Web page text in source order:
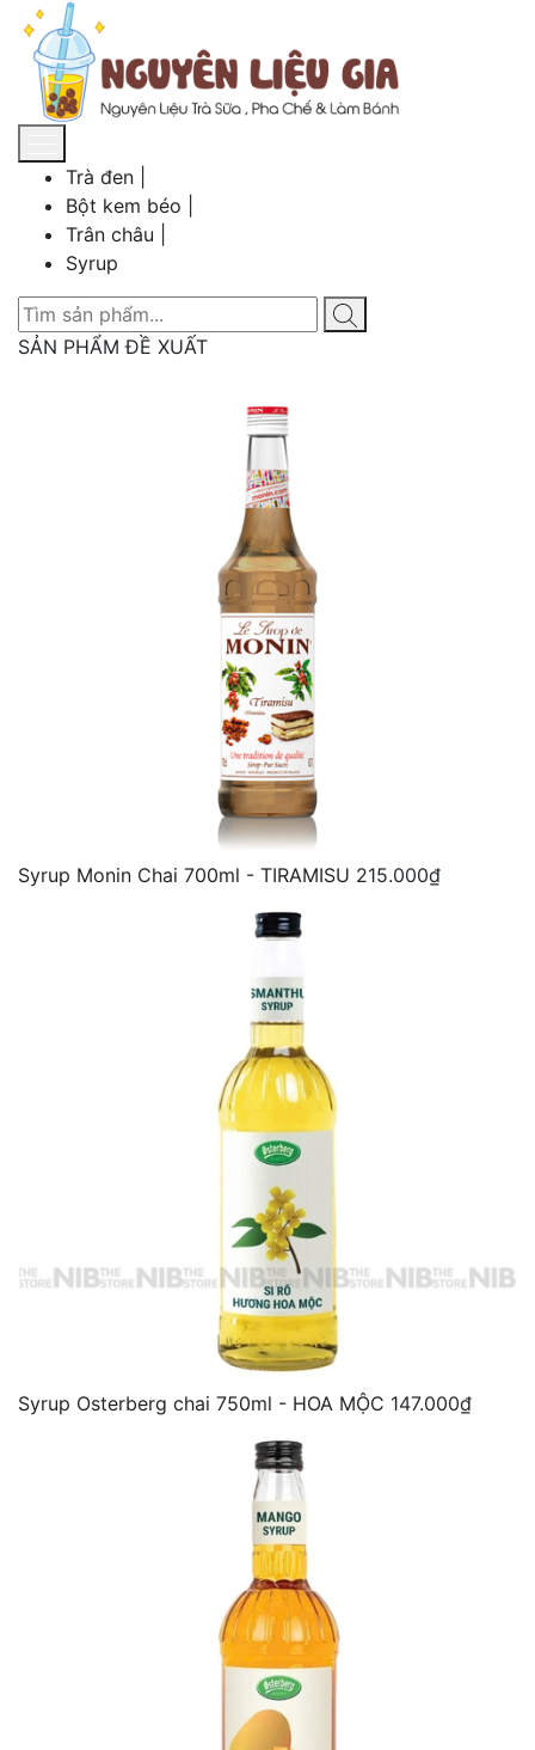
Trà đen
Bột kem béo
Trân châu
Syrup
SẢN PHẨM ĐỀ XUẤT
Syrup Monin Chai 700ml - TIRAMISU 215.000₫
Syrup Osterberg chai 750ml - HOA MỘC 147.000₫